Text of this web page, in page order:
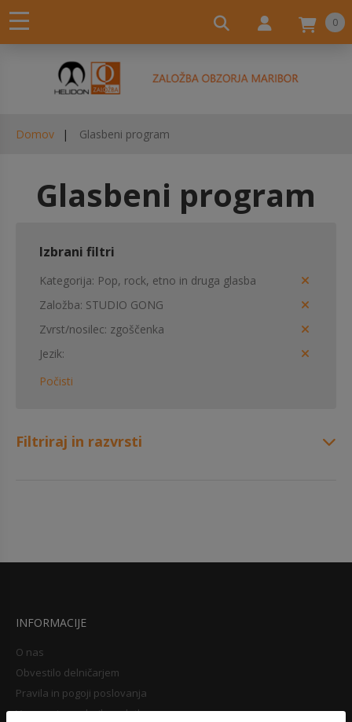
0
Domov Glasbeni program
Glasbeni program
Izbrani filtri
Kategorija Pop, rock, etno in druga glasba
Založba STUDIO GONG
Zvrst/nosilec zgoščenka
Jezik
Počisti
Filtriraj in razvrsti
INFORMACIJE
O nas
Obvestilo delničarjem
Pravila in pogoji poslovanja
Varovanje osebnih podatkov